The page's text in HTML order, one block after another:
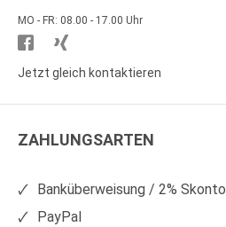
MO - FR: 08.00 - 17.00 Uhr
Besuchen
Sie
auf
Sie
auf
Jetzt gleich kontaktieren
ZAHLUNGSARTEN
Banküberweisung / 2% Skonto
PayPal